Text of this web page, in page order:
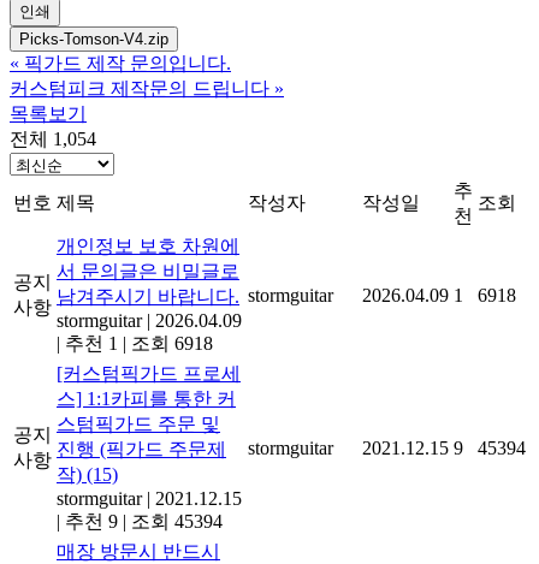
인쇄
Picks-Tomson-V4.zip
« 픽가드 제작 문의입니다.
커스텀피크 제작문의 드립니다 »
목록보기
전체 1,054
번호 제목 작성자 작성일
추
천
조회
공지
사항
개인정보 보호 차원에
서 문의글은 비밀글로
남겨주시기 바랍니다.
stormguitar | 2026.04.09
| 추천 1 | 조회 6918
stormguitar 2026.04.09 1 6918
공지
사항
[커스텀픽가드 프로세
스] 1:1카피를 통한 커
스텀픽가드 주문 및
진행 (픽가드 주문제
작) (15)
stormguitar | 2021.12.15
| 추천 9 | 조회 45394
stormguitar 2021.12.15 9 45394
매장 방문시 반드시